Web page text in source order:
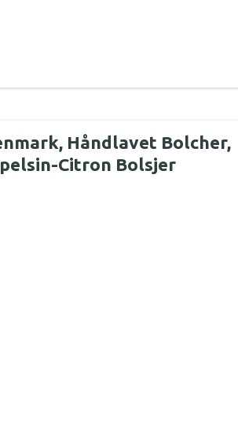
Håndlavet Bolcher,
Citron Bolsjer